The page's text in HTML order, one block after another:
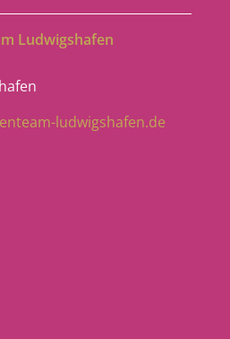
Ludwigshafen
ludwigshafen.de